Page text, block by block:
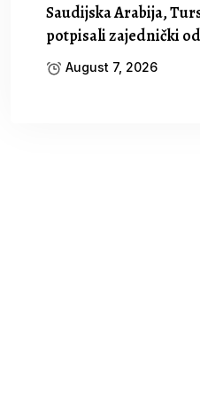
Saudijska Arabija,
potpisali zajednički
August 7, 2026